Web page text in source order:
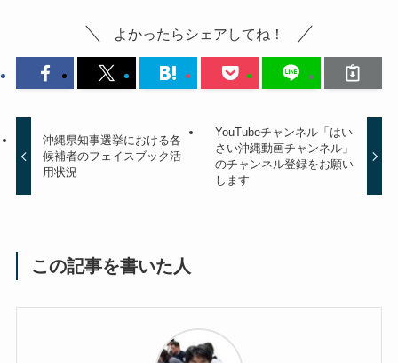
よかったらシェアしてね！
沖縄県知事選挙における各
候補者のフェイスブック活
用状況
YouTubeチャンネル「はい
さい沖縄動画チャンネル」
のチャンネル登録をお願い
します
この記事を書いた人